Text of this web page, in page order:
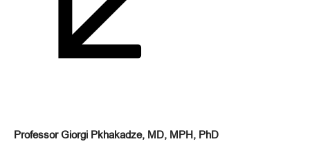
Professor Giorgi Pkhakadze, MD, MPH, PhD